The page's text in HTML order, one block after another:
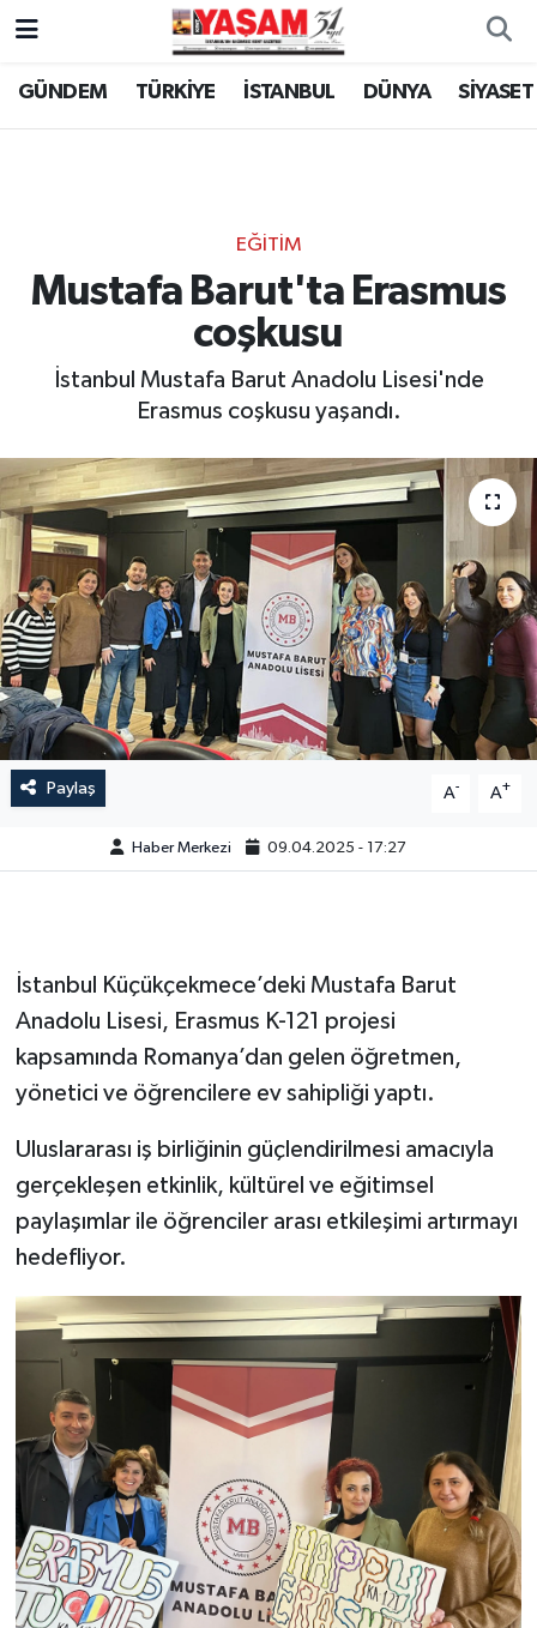
GÜNDEM TÜRKİYE İSTANBUL DÜNYA SİYASET
EĞİTİM
Mustafa Barut'ta Erasmus
coşkusu
İstanbul Mustafa Barut Anadolu Lisesi'nde
Erasmus coşkusu yaşandı.
Paylaş A- A+
Haber Merkezi 09.04.2025 - 17:27
İstanbul Küçükçekmece’deki Mustafa Barut
Anadolu Lisesi, Erasmus K-121 projesi
kapsamında Romanya’dan gelen öğretmen,
yönetici ve öğrencilere ev sahipliği yaptı.
Uluslararası iş birliğinin güçlendirilmesi amacıyla
gerçekleşen etkinlik, kültürel ve eğitimsel
paylaşımlar ile öğrenciler arası etkileşimi artırmayı
hedefliyor.